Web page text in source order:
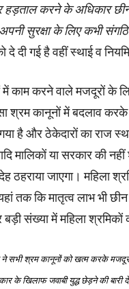
हड़ताल करने के अधिकार
सुरक्षा के लिए कभी
दे दी गई है वहीं स्थाई व
काम करने वाले मजदूरों के
श्रम कानूनों में बदलाव करके
है और ठेकेदारों का राज
मालिकों या सरकार की
ठहराया जाएगा। महिला
तक कि मातृत्व लाभ भी
संख्या में महिला श्रमिकों
ने सभी श्रम कानूनों को खत्म करके मजदूर
के खिलाफ जवाबी युद्ध छेड़ने की